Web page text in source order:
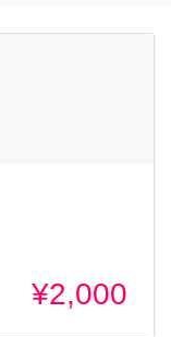
¥2,000